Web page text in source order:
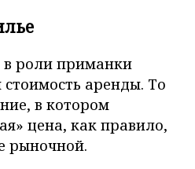
в роли приманки
стоимость аренды. То
в котором
цена, как правило,
рыночной.